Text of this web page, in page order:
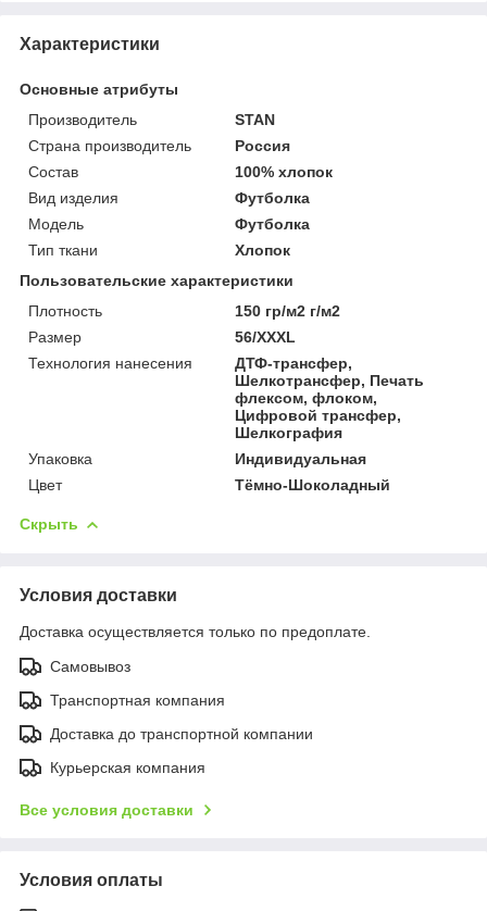
Характеристики
Основные атрибуты
Производитель
STAN
Страна производитель
Россия
Состав
100% хлопок
Вид изделия
Футболка
Мoдель
Футболка
Тип ткани
Хлопок
Пользовательские характеристики
Плотность
150 гр/м2 г/м2
Размер
56/XXXL
Технология нанесения
ДТФ-трансфер,
Шелкотрансфер, Печать
флексом, флоком,
Цифровой трансфер,
Шелкография
Упаковка
Индивидуальная
Цвет
Тёмно-Шоколадный
Скрыть
Условия доставки
Доставка осуществляется только по предоплате.
Самовывоз
Транспортная компания
Доставка до транспортной компании
Курьерская компания
Все условия доставки
Условия оплаты